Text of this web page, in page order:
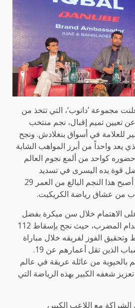
مجموعة ’دانوب‘، التي تتخذ من
عن تعيين تميم إقبال، نجم منتخب
للعلامة في أسواق بنغلادش. ونجح
يعد واحداً من أبرز المواهب الشابة
كواحد من ألمع نجوم العالم
قوة يده اليسرى في تسديد
الضربات الافتتاحية. وقد أصبح هذا النجم البالغ من العمر 29
من عشاق رياضة الكريكيت.
الاهتمام خلال سن مبكرة بفضل
مهارته الفريدة في استخدام المضرب، حيث نجح بإسقاط 112
71 كرة فقط وتحقيق الفوز لفريقه خلال مباراة
مع الفريق الإنجليزي للشباب الذين تقل أعمارهم عن 19.
بالحيوية من عائلة عريقة في عالم
شغفه الكبير بهذه الرياضة التي
مع اللاعب الكبير،